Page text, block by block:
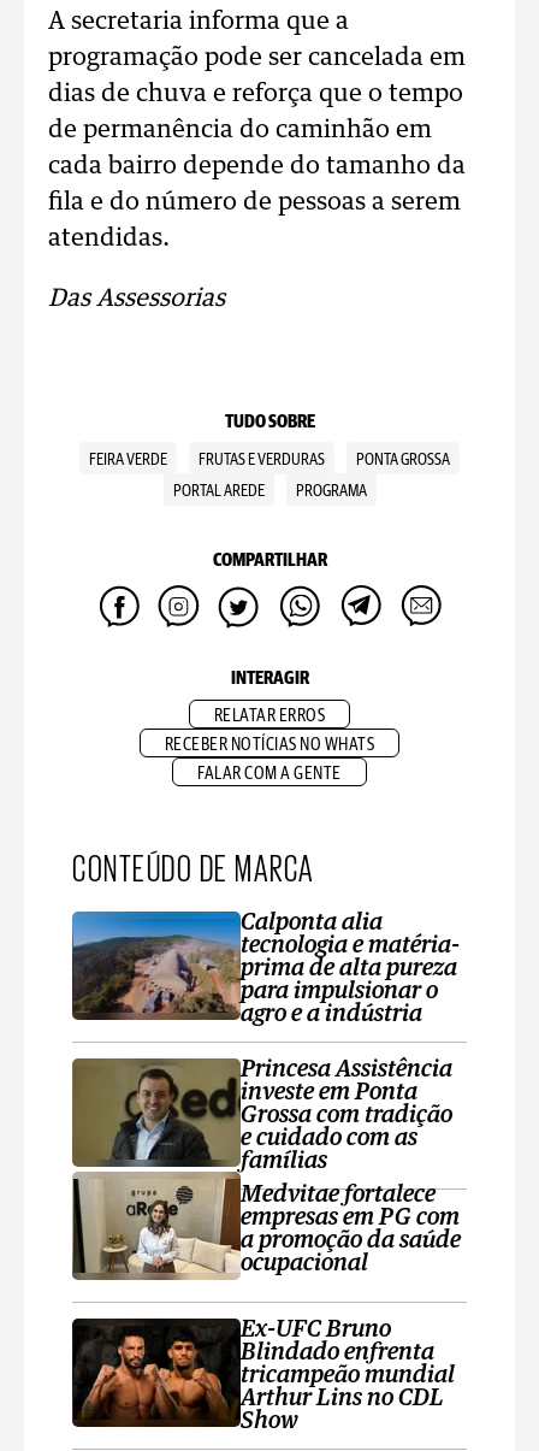
A secretaria informa que a
programação pode ser cancelada em
dias de chuva e reforça que o tempo
de permanência do caminhão em
cada bairro depende do tamanho da
fila e do número de pessoas a serem
atendidas.
Das Assessorias
TUDO SOBRE
FEIRA VERDE FRUTAS E VERDURAS
PONTA GROSSA
PORTAL AREDE
PROGRAMA
COMPARTILHAR
INTERAGIR
RELATAR ERROS
RECEBER NOTÍCIAS NO WHATS
FALAR COM A GENTE
CONTEÚDO DE MARCA
Calponta alia
tecnologia e matéria-
prima de alta pureza
para impulsionar o
agro e a indústria
Princesa Assistência
investe em Ponta
Grossa com tradição
e cuidado com as
famílias
Medvitae fortalece
empresas em PG com
a promoção da saúde
ocupacional
Ex-UFC Bruno
Blindado enfrenta
tricampeão mundial
Arthur Lins no CDL
Show